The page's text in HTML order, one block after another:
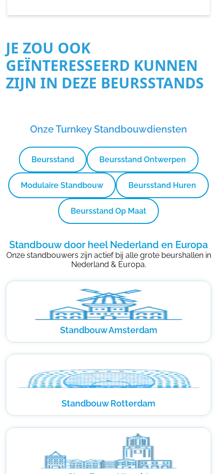
JE ZOU OOK
GEÏNTERESSEERD KUNNEN
ZIJN IN DEZE BEURSSTANDS
Onze Turnkey Standbouwdiensten
Beursstand Beursstand Ontwerpen
Modulaire Standbouw Beursstand Huren
Beursstand Op Maat
Standbouw door heel Nederland en Europa
Onze standbouwers zijn actief bij alle grote beurshallen in
Nederland & Europa.
Standbouw Amsterdam
Standbouw Rotterdam